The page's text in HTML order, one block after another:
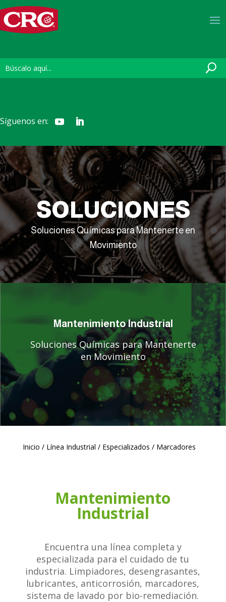
Síguenos en:
SOLUCIONES
Soluciones Químicas para Mantenerte en
Movimiento
Mantenimiento Industrial
Soluciones Químicas para Mantenerte
en Movimiento
Inicio / Línea Industrial / Especializados / Marcadores
Mantenimiento
Industrial
Encuentra una línea completa y
especializada para el cuidado de tu
industria. Limpiadores, desengrasantes,
lubricantes, anticorrosión, marcadores,
sistema de lavado por bio-remediación.